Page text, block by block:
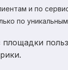
и по
по
площадки